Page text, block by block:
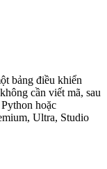
bảng điều khiển
cần viết mã, sau
hoặc
Ultra, Studio